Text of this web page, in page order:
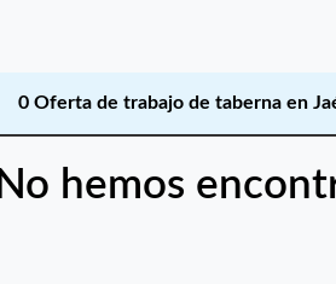
0 Oferta de trabajo de taberna en
No hemos